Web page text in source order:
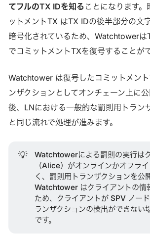
てフルのTX IDを知る ことになります
ットメントTX はTX IDの後半部分の文
暗号化されているため、Watchtowerは
でコミットメントTXを復号することがで
Watchtower は復号したコミットメン
ンザクションとしてオンチェーン上に
後、LNにおける一般的な罰則用トラン
と同じ流れで処理が進みます。
💡
Watchtowerによる罰則の実行は
（Alice）がオンラインかオフラ
く、罰則用トランザクションを公
Watchtower はクライアントの情
ため、クライアントが SPV ノー
ランザクションの検出ができない
です。